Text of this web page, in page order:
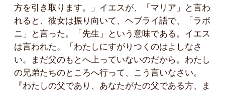
方を引き取ります。」イエスが、「マリア」と言わ
れると、彼女は振り向いて、ヘブライ語で、「ラボ
ニ」と言った。「先生」という意味である。イエス
は言われた。「わたしにすがりつくのはよしなさ
い。まだ父のもとへ上っていないのだから。わたし
の兄弟たちのところへ行って、こう言いなさい。
『わたしの父であり、あなたがたの父である方、ま